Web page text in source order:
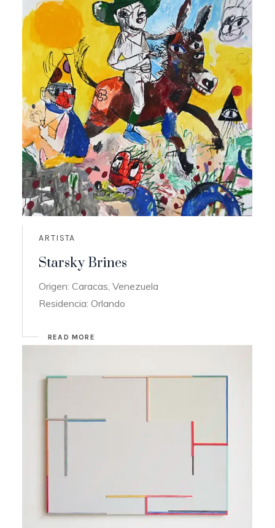
ARTISTA
Starsky Brines
Origen: Caracas, Venezuela
Residencia: Orlando
READ MORE